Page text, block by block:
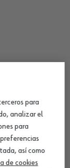
para
analizar el
para
así como
de cookies